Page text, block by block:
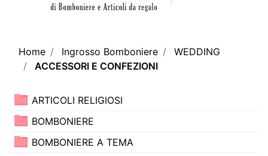
Home Ingrosso Bomboniere
WEDDING
ACCESSORI E CONFEZIONI
ARTICOLI RELIGIOSI
BOMBONIERE
BOMBONIERE A TEMA